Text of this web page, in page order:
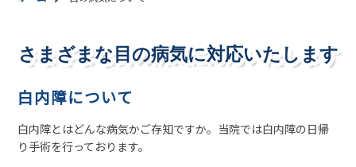
さまざまな目の病気に対応いたします
白内障について
白内障とはどんな病気かご存知ですか。当院では白内障の日帰
り手術を行っております。